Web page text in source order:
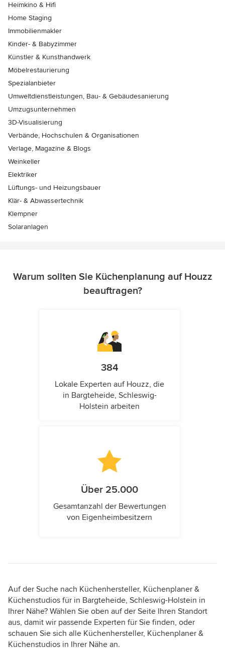
Heimkino & Hifi
Home Staging
Immobilienmakler
Kinder- & Babyzimmer
Künstler & Kunsthandwerk
Möbelrestaurierung
Spezialanbieter
Umweltdienstleistungen, Bau- & Gebäudesanierung
Umzugsunternehmen
3D-Visualisierung
Verbände, Hochschulen & Organisationen
Verlage, Magazine & Blogs
Weinkeller
Elektriker
Lüftungs- und Heizungsbauer
Klär- & Abwassertechnik
Klempner
Solaranlagen
Warum sollten Sie Küchenplanung auf Houzz
beauftragen?
384
Lokale Experten auf Houzz, die
in Bargteheide, Schleswig-
Holstein arbeiten
Über 25.000
Gesamtanzahl der Bewertungen
von Eigenheimbesitzern
Auf der Suche nach Küchenhersteller, Küchenplaner &
Küchenstudios für in Bargteheide, Schleswig-Holstein in
Ihrer Nähe? Wählen Sie oben auf der Seite Ihren Standort
aus, damit wir passende Experten für Sie finden, oder
schauen Sie sich alle Küchenhersteller, Küchenplaner &
Küchenstudios in Ihrer Nähe an.